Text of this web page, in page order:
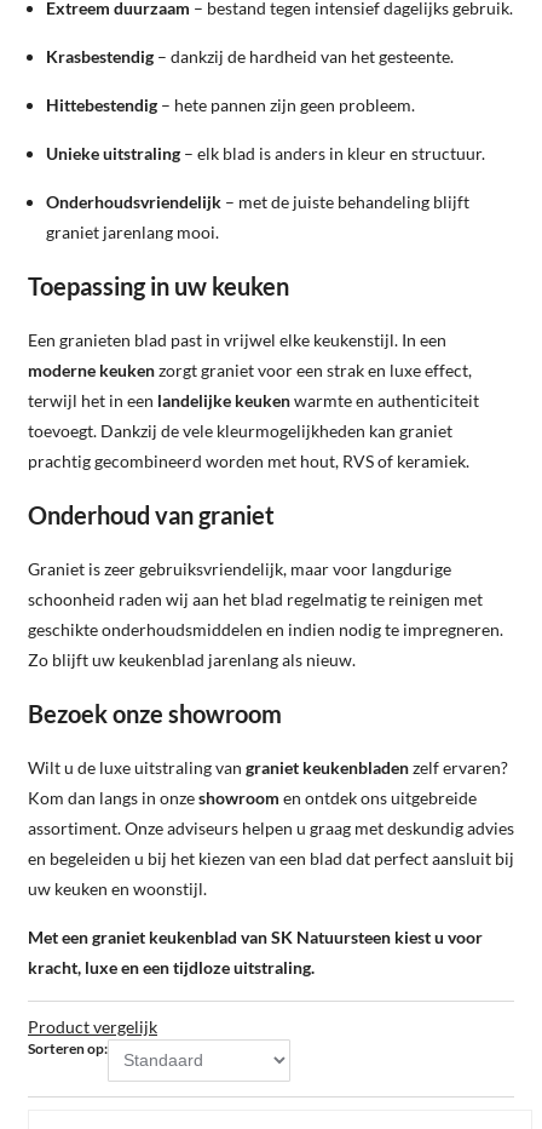
Extreem duurzaam – bestand tegen intensief dagelijks gebruik.
Krasbestendig – dankzij de hardheid van het gesteente.
Hittebestendig – hete pannen zijn geen probleem.
Unieke uitstraling – elk blad is anders in kleur en structuur.
Onderhoudsvriendelijk – met de juiste behandeling blijft
graniet jarenlang mooi.
Toepassing in uw keuken
Een granieten blad past in vrijwel elke keukenstijl. In een
moderne keukenzorgt graniet voor een strak en luxe effect,
terwijl het in een landelijke keukenwarmte en authenticiteit
toevoegt. Dankzij de vele kleurmogelijkheden kan graniet
prachtig gecombineerd worden met hout, RVS of keramiek.
Onderhoud van graniet
Graniet is zeer gebruiksvriendelijk, maar voor langdurige
schoonheid raden wij aan het blad regelmatig te reinigen met
geschikte onderhoudsmiddelen en indien nodig te impregneren.
Zo blijft uw keukenblad jarenlang als nieuw.
Bezoek onze showroom
Wilt u de luxe uitstraling van graniet keukenbladenzelf ervaren?
Kom dan langs in onzeshowroom en ontdek ons uitgebreide
assortiment. Onze adviseurs helpen u graag met deskundig advies
en begeleiden u bij het kiezen van een blad dat perfect aansluit bij
uw keuken en woonstijl.
Met een graniet keukenblad van SK Natuursteen kiest u voor
kracht, luxe en een tijdloze uitstraling.
Product vergelijk
Sorteren op: